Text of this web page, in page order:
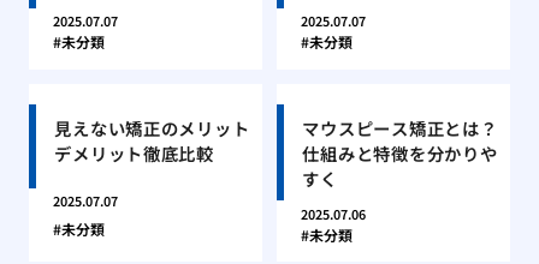
2025.07.07
未分類
2025.07.07
未分類
見えない矯正のメリット
デメリット徹底比較
2025.07.07
未分類
マウスピース矯正とは？
仕組みと特徴を分かりや
すく
2025.07.06
未分類